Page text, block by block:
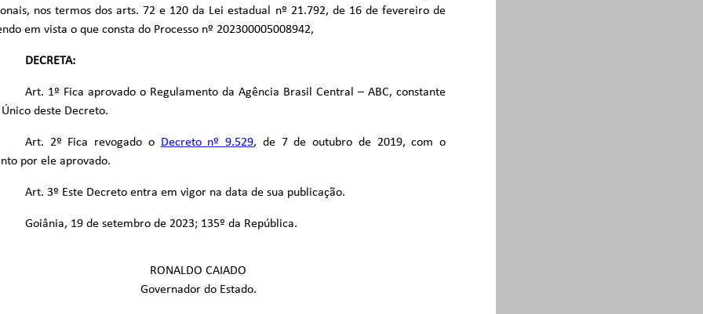
nos termos dos arts. 72 e 120 da Lei estadual nº 21.792, de 16 de fevereiro de
em vista o que consta do Processo nº 202300005008942,
DECRETA:
Art. 1º Fica aprovado o Regulamento da Agência Brasil Central – ABC, constante
deste Decreto.
Art. 2º Fica revogado o Decreto nº 9.529, de 7 de outubro de 2019, com o
por ele aprovado.
Art. 3º Este Decreto entra em vigor na data de sua publicação.
Goiânia, 19 de setembro de 2023; 135º da República.
RONALDO CAIADO
Governador do Estado.